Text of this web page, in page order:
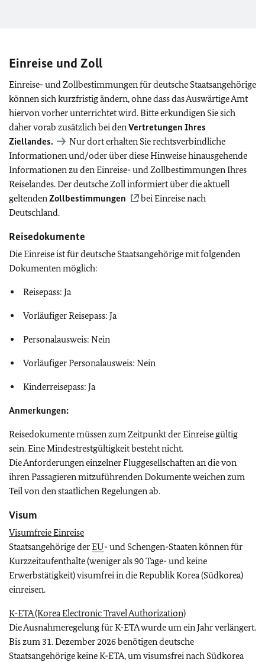
Einreise und Zoll
Einreise- und Zollbestimmungen für deutsche Staatsangehörige
können sich kurzfristig ändern, ohne dass das Auswärtige Amt
hiervon vorher unterrichtet wird. Bitte erkundigen Sie sich
daher vorab zusätzlich bei denVertretungen Ihres
Ziellandes.
Nur dort erhalten Sie rechtsverbindliche
Informationen und/oder über diese Hinweise hinausgehende
Informationen zu den Einreise- und Zollbestimmungen Ihres
Reiselandes. Der deutsche Zoll informiert über die aktuell
geltendenZollbestimmungen
bei Einreise nach
Deutschland.
Reisedokumente
Die Einreise ist für deutsche Staatsangehörige mit folgenden
Dokumenten möglich:
Reisepass: Ja
Vorläufiger Reisepass: Ja
Personalausweis: Nein
Vorläufiger Personalausweis: Nein
Kinderreisepass: Ja
Anmerkungen:
Reisedokumente müssen zum Zeitpunkt der Einreise gültig
sein. Eine Mindestrestgültigkeit besteht nicht.
Die Anforderungen einzelner Fluggesellschaften an die von
ihren Passagieren mitzuführenden Dokumente weichen zum
Teil von den staatlichen Regelungen ab.
Visum
Visumfreie Einreise
Staatsangehörige derEU- und Schengen-Staaten können für
Kurzzeitaufenthalte (weniger als 90 Tage- und keine
Erwerbstätigkeit) visumfrei in die Republik Korea (Südkorea)
einreisen.
K-ETA (Korea Electronic Travel Authorization)
Die Ausnahmeregelung für K-ETA wurde um ein Jahr verlängert.
Bis zum 31. Dezember 2026 benötigen deutsche
Staatsangehörige keine K-ETA, um visumsfrei nach Südkorea